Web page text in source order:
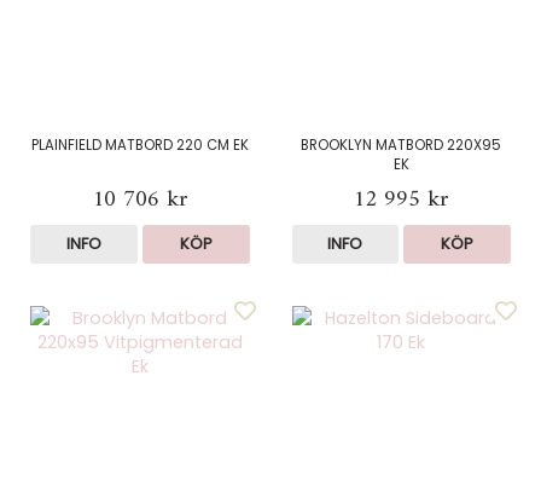
PLAINFIELD MATBORD 220 CM EK
10 706 kr
INFO KÖP
BROOKLYN MATBORD 220X95
EK
12 995 kr
INFO KÖP